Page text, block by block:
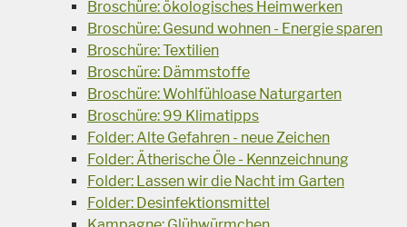
Broschüre: ökologisches Heimwerken
Broschüre: Gesund wohnen - Energie sparen
Broschüre: Textilien
Broschüre: Dämmstoffe
Broschüre: Wohlfühloase Naturgarten
Broschüre: 99 Klimatipps
Folder: Alte Gefahren - neue Zeichen
Folder: Ätherische Öle - Kennzeichnung
Folder: Lassen wir die Nacht im Garten
Folder: Desinfektionsmittel